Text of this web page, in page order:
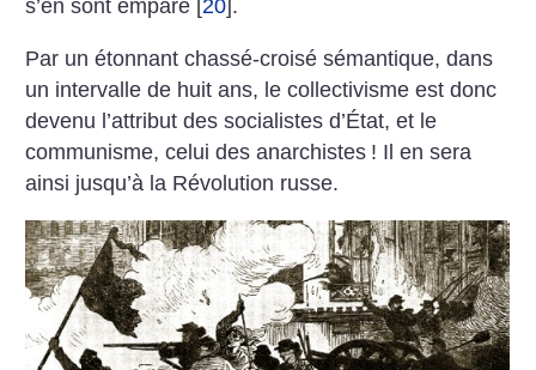
s’en sont emparé [20].
Par un étonnant chassé-croisé sémantique, dans
un intervalle de huit ans, le collectivisme est donc
devenu l’attribut des socialistes d’État, et le
communisme, celui des anarchistes ! Il en sera
ainsi jusqu’à la Révolution russe.